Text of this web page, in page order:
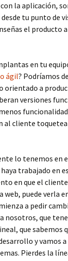
la aplicación,
tu punto de
el producto
en tu
ágil? Podríamos
orientado a
versiones
al cliente
lo tenemos en
trabajado en
en que el
web, puede verla
a pedir
nosotros, que
que sabemos
y vamos
Pierdes la